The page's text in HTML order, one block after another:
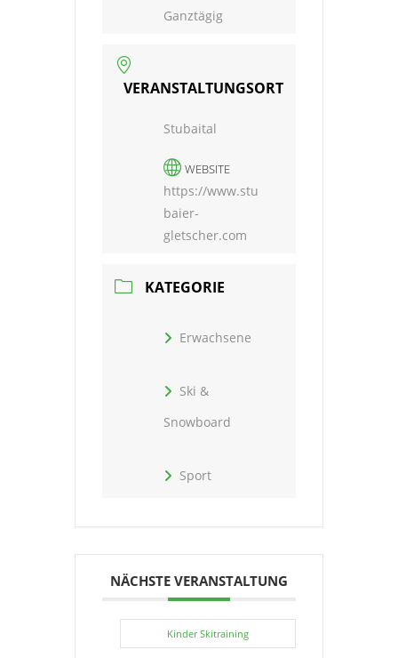
Ganztägig
VERANSTALTUNGSORT
Stubaital
WEBSITE
https://www.stu
baier-
gletscher.com
KATEGORIE
Erwachsene
Ski &
Snowboard
Sport
NÄCHSTE VERANSTALTUNG
Kinder Skitraining